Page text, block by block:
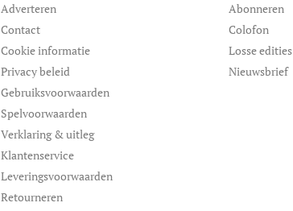
Adverteren
Contact
Cookie informatie
Privacy beleid
Gebruiksvoorwaarden
Spelvoorwaarden
Verklaring & uitleg
Klantenservice
Leveringsvoorwaarden
Retourneren
Abonneren
Colofon
Losse edities
Nieuwsbrief